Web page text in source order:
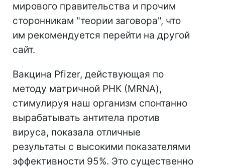
мирового правительства и прочим
сторонникам "теории заговора", что
им рекомендуется перейти на другой
сайт.
Вакцина Pfizer, действующая по
методу матричной РНК (MRNA),
стимулируя наш организм спонтанно
вырабатывать антитела против
вируса, показала отличные
результаты с высокими показателями
эффективности 95%. Это существенно